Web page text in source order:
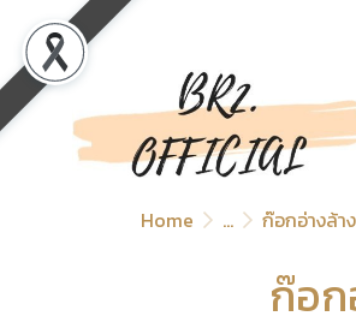
Home ... ก๊อกอ่างล้า
ก๊อก